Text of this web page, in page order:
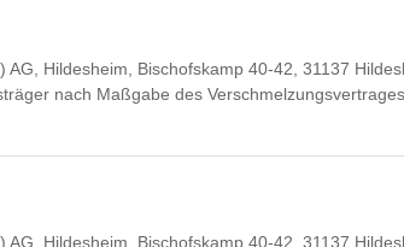
AG, Hildesheim, Bischofskamp 40-42, 31137
nach Maßgabe des
AG, Hildesheim, Bischofskamp 40-42, 31137